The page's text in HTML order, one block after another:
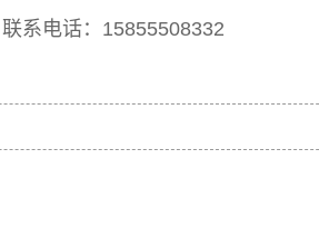
联系电话：15855508332